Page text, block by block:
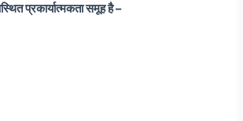
प्रकार्यात्मकता समूह है –